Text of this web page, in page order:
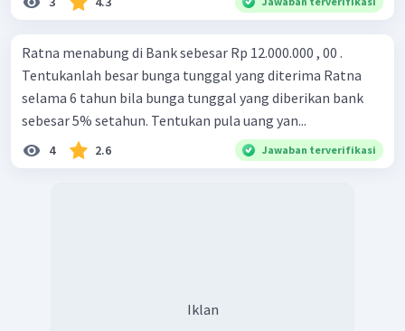
Ratna menabung di Bank sebesar Rp 12.000.000 , 00 .
Tentukanlah besar bunga tunggal yang diterima Ratna
selama 6 tahun bila bunga tunggal yang diberikan bank
sebesar 5% setahun. Tentukan pula uang yan...
4 2.6 Jawaban terverifikasi
Iklan